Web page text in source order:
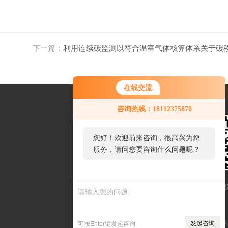
在线交流
咨询热线：18112375870
您好！欢迎前来咨询，很高兴为您
服务，请问您要咨询什么问题呢？
可按Enter键发起咨询 发起咨询
下一篇： 利用连续碳监测以符合温室气体核算体系关于碳
扫一扫联系我们
Sitemap.xml 仪